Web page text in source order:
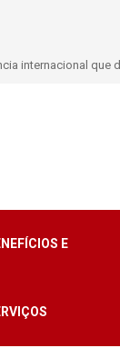
internacional
E